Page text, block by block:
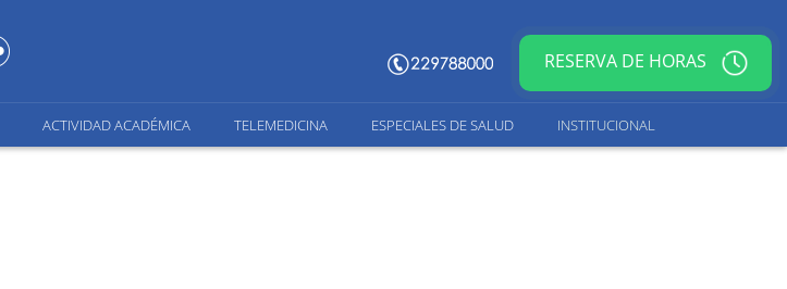
RESERVA DE HORAS
ACTIVIDAD ACADÉMICA TELEMEDICINA ESPECIALES DE SALUD INSTITUCIONAL